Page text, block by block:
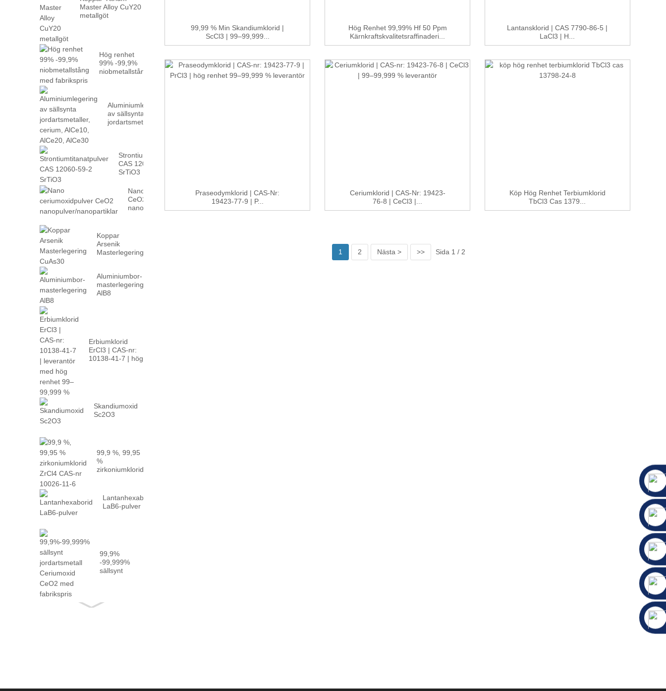
Master Alloy CuY20
metallgöt
Hög renhet
99% -99,9%
niobmetallstång
Aluminiumlegering
av sällsynta
jordartsmetaller,
Strontiumtitanatpulver
CAS 12060-59-2
SrTiO3
Nano ceriumoxidpulver
CeO2
nanopulver/nanopartiklar
Koppar
Arsenik
Masterlegering
Aluminiumbor-
masterlegering
AlB8
Erbiumklorid
ErCl3 | CAS-nr:
10138-41-7 | hög
Skandiumoxid
Sc2O3
99,9 %, 99,95
%
zirkoniumklorid
Lantanhexaborid
LaB6-pulver
99,9%
-99,999%
sällsynt
fakta ...
99,99 % Min Skandiumklorid |
ScCl3 | 99–99,999...
Hög Renhet 99,99% Hf 50 Ppm
Kärnkraftskvalitetsraffinaderi...
Lantansklorid | CAS 7790-86-5 |
LaCl3 | H...
Praseodymklorid | CAS-Nr:
19423-77-9 | P...
Ceriumklorid | CAS-Nr: 19423-
76-8 | CeCl3 |...
Köp Hög Renhet Terbiumklorid
TbCl3 Cas 1379...
1 2 Nästa > >> Sida 1 / 2